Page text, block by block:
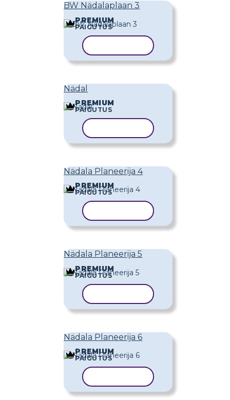
BW Nädalaplaan 3
PREMIUM
PAIGUTUS
Nädal
PREMIUM
PAIGUTUS
Nädala Planeerija 4
PREMIUM
PAIGUTUS
Nädala Planeerija 5
PREMIUM
PAIGUTUS
Nädala Planeerija 6
PREMIUM
PAIGUTUS